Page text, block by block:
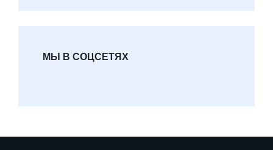
МЫ В СОЦСЕТЯХ